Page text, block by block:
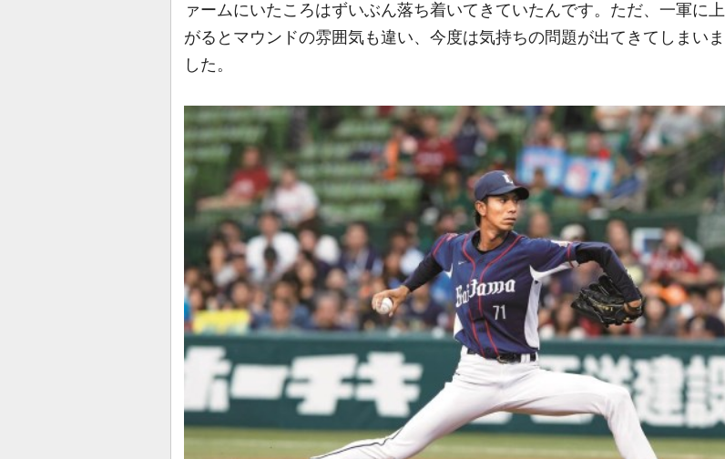
ァームにいたころはずいぶん落ち着いてきていたんです。ただ、一軍に上
がるとマウンドの雰囲気も違い、今度は気持ちの問題が出てきてしまいま
した。